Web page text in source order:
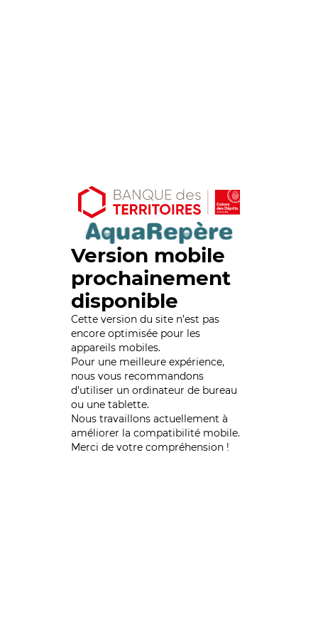
Version mobile
prochainement
disponible
Cette version du site n’est pas
encore optimisée pour les
appareils mobiles.
Pour une meilleure expérience,
nous vous recommandons
d'utiliser un ordinateur de bureau
ou une tablette.
Nous travaillons actuellement à
améliorer la compatibilité mobile.
Merci de votre compréhension !